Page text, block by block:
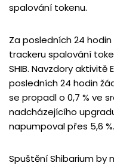
spalování tokenu.
Za posledních 24
trackeru spalování
SHIB. Navzdory aktivitě
posledních 24 hodin
se propadl o 0,7 % ve
nadcházejícího
napumpoval přes 5,6 %.
Spuštění Shibarium by